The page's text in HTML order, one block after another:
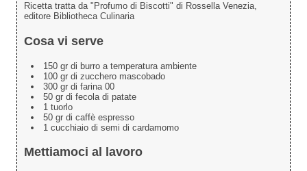
Ricetta tratta da "Profumo di Biscotti" di Rossella Venezia,
editore Bibliotheca Culinaria
Cosa vi serve
150 gr di burro a temperatura ambiente
100 gr di zucchero mascobado
300 gr di farina 00
50 gr di fecola di patate
1 tuorlo
50 gr di caffè espresso
1 cucchiaio di semi di cardamomo
Mettiamoci al lavoro